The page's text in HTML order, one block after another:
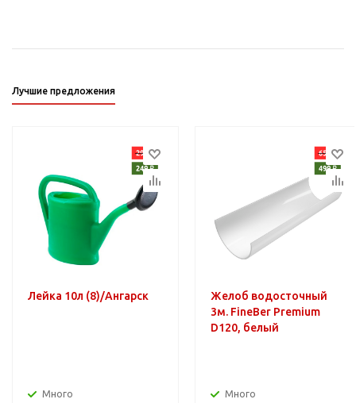
Лучшие предложения
Лейка 10л (8)/Ангарск
Много
Желоб водосточный
3м. FineBer Premium
D120, белый
Много